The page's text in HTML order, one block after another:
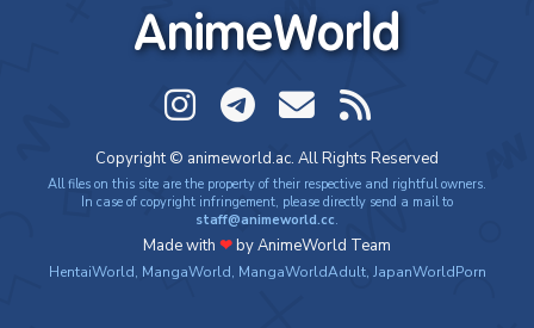
One Piece: Le avventure del detective Cappello di
Special - 2005 - 42 min/ep
One Piece Movie 07: Karakuri-jou no Mecha Kyohei
Movie - 2006 - 1h e 34 min/ep
One Piece Movie 07: Karakuri-jou no Mecha Kyohei
(ITA)
AnimeWorld
Copyright © animeworld.ac. All Rights Reserved
All files on this site are the property of their respective and rightful owners.
In case of copyright infringement, please directly send a mail to
staff@animeworld.cc.
Made with ❤by AnimeWorld Team
HentaiWorld, MangaWorld, MangaWorldAdult, JapanWorldPorn